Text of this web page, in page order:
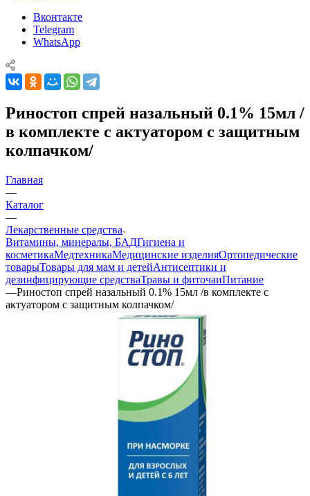
Вконтакте
Telegram
WhatsApp
Риностоп спрей назальный 0.1% 15мл /
в комплекте с актуатором с защитным
колпачком/
Главная
—
Каталог
—
Лекарственные средства
Витамины, минералы, БАДГигиена и
косметикаМедтехникаМедицинские изделияОртопедические
товарыТовары для мам и детейАнтисептики и
дезинфицирующие средстваТравы и фиточаиПитание
—Риностоп спрей назальный 0.1% 15мл /в комплекте с
актуатором с защитным колпачком/